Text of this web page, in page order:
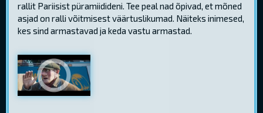
rallit Pariisist püramiidideni. Tee peal nad õpivad, et mõned
asjad on ralli võitmisest väärtuslikumad. Näiteks inimesed,
kes sind armastavad ja keda vastu armastad.